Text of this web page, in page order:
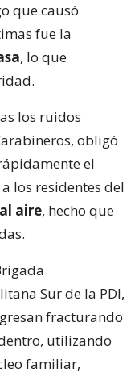
que causó
fue la
, lo que
los ruidos
obligó
el
los residentes del
aire, hecho que
Sur de la PDI,
fracturando
utilizando
familiar,